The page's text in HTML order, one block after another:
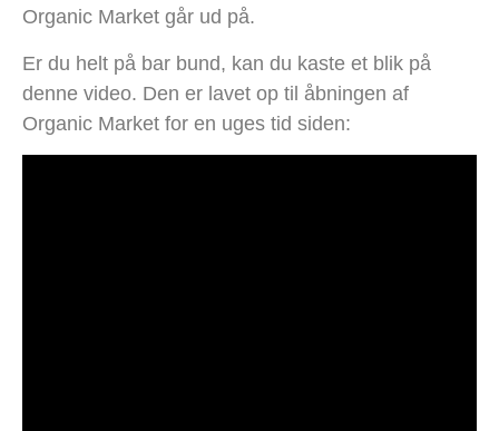
Organic Market går ud på.
Er du helt på bar bund, kan du kaste et blik på
denne video. Den er lavet op til åbningen af
Organic Market for en uges tid siden: